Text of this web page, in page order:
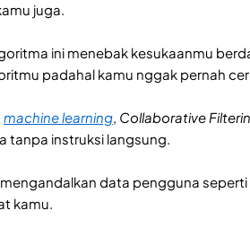
juga.
ini menebak kesukaanmu
padahal kamu nggak pernah
machine learning, Collaborative
tanpa instruksi langsung.
data pengguna
kamu.